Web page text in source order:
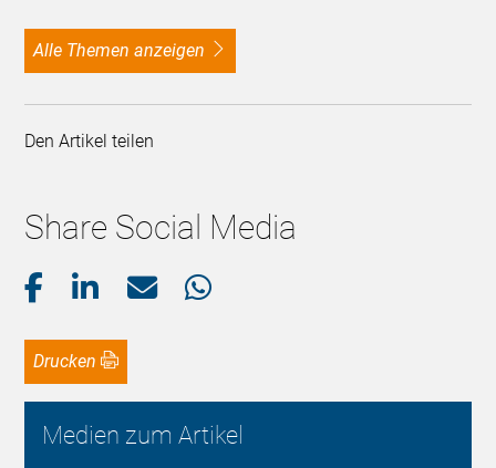
alle Themen anzeigen
Den Artikel teilen
Share Social Media
Drucken
Medien zum Artikel